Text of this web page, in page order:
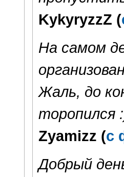
KykyryzzZ (
На самом
Жаль, до
торопился
Zyamizz (с
Добрый